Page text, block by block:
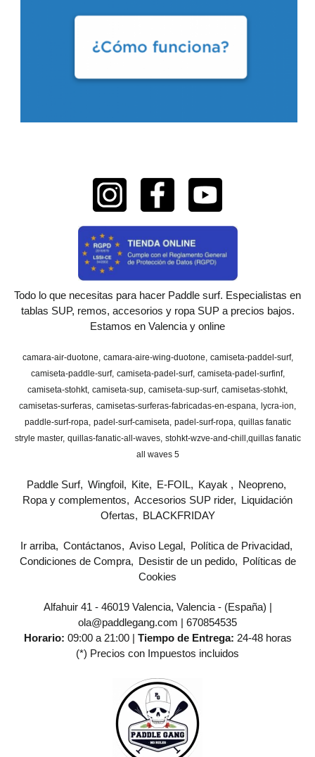
Todo lo que necesitas para hacer Paddle surf. Especialistas en
tablas SUP, remos, accesorios y ropa SUP a precios bajos.
Estamos en Valencia y online
camara-air-duotone camara-aire-wing-duotone camiseta-paddel-surf
camiseta-paddle-surf camiseta-padel-surf camiseta-padel-surfinf
camiseta-stohkt camiseta-sup camiseta-sup-surf camisetas-stohkt
camisetas-surferas camisetas-surferas-fabricadas-en-espana
lycra-ion
paddle-surf-ropa padel-surf-camiseta padel-surf-ropa quillas fanatic
stryle master quillas-fanatic-all-waves stohkt-wzve-and-chill
​quillas fanatic
all waves 5
Paddle Surf Wingfoil Kite E-FOIL Kayak
Neopreno
Ropa y complementos
Accesorios SUP rider
Liquidación
Ofertas
BLACKFRIDAY
Ir arriba Contáctanos Aviso Legal
Política de Privacidad
Condiciones de Compra
Desistir de un pedido
Políticas de
Cookies
Alfahuir 41 - 46019 Valencia, Valencia - (España) |
ola@paddlegang.com | 670854535
Horario: 09:00 a 21:00 | Tiempo de Entrega: 24-48 horas
(*) Precios con Impuestos incluidos